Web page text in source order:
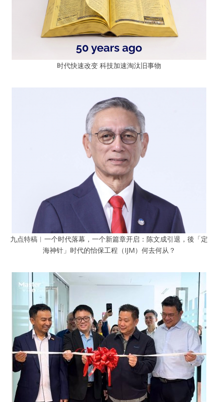
时代快速改变 科技加速淘汰旧事物
九点特稿︱一个时代落幕，一个新篇章开启：陈文成引退，後「定
海神针」时代的怡保工程（IJM）何去何从？